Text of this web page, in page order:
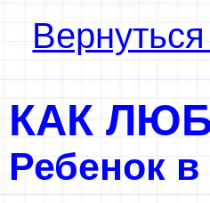
КАК
Ребенок